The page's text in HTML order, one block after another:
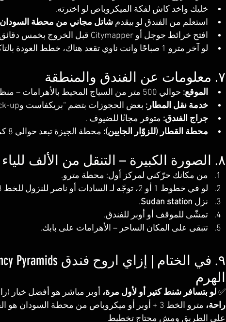
خليك واخد كاش لفكة الميكروباص لو اخترته.
استعلم من الفندق لو بيقدم شاتل مجاني من محطة السودان
افتح خرائط جوجل أو Citymapper قبل الخروج بخمس دقائق لمعرفة حالة الطريق والمحطات.
لو آخر مترو 1 صباحًا وانت ناوي تقعد هناك، خطط العودة بالتاكسي كويس.
٧. معلومات عن الفندق والمنطقة
الموقع: حوالي 500 متر من السياج المحيط بالأهرامات – منظر عظيم على المجمع الأثري
خدمة نقل المطار: بعض الحجوزات بتضم “بريكفاست وairport pick-up” مجاني .
جراج الفندق: متوفر مجانًا للضيوف .
محطة القطار (للزوّار الجايين): محطة الجيزة تبعد حوالي 8 كم .
٨. الصورة الكبيرة – التنقل من الألف للياء
من مكانك حرّكني لمركز أول: محطة مترو.
لو في خطوط 1 أو 2، توجّه لـ السادات أو ناصر للنزول للخط 3.
نزل Sudan station
.
تمشّى للموقف أو أوبر للفندق.
تتبقى على المكان الساحر – الأهرامات على بابك.
الهرم
✅ لو بتسافر شنط كتير أو لأول مرة، أوبر مباشر هو أفضل خيار
راحة، مترو الخط 3 + أوبر أو ميكروباص من محطة السودان هو الخيار الأمثل✅
على الطريق ومش محتاج تخطيط